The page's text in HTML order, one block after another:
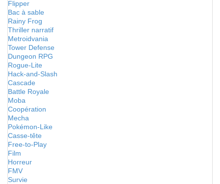
Flipper
Bac à sable
Rainy Frog
Thriller narratif
Metroidvania
Tower Defense
Dungeon RPG
Rogue-Lite
Hack-and-Slash
Cascade
Battle Royale
Moba
Coopération
Mecha
Pokémon-Like
Casse-tête
Free-to-Play
Film
Horreur
FMV
Survie